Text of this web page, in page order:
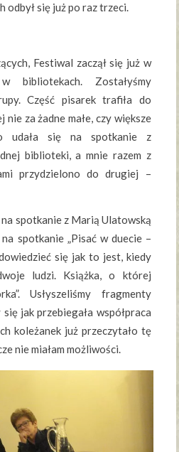
odbył się już po raz trzeci.
Festiwal zaczął się już w
bibliotekach. Zostałyśmy
Część pisarek trafiła do
za żadne małe, czy większe
udała się na spotkanie z
biblioteki, a mnie razem z
przydzielono do drugiej –
spotkanie z Marią Ulatowską
spotkanie „Pisać w duecie –
się jak to jest, kiedy
ludzi. Książka, o której
Usłyszeliśmy fragmenty
jak przebiegała współpraca
koleżanek już przeczytało tę
nie miałam możliwości.